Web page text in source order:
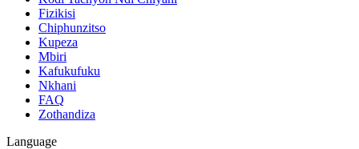
Fizikisi
Chiphunzitso
Kupeza
Mbiri
Kafukufuku
Nkhani
FAQ
Zothandiza
Language